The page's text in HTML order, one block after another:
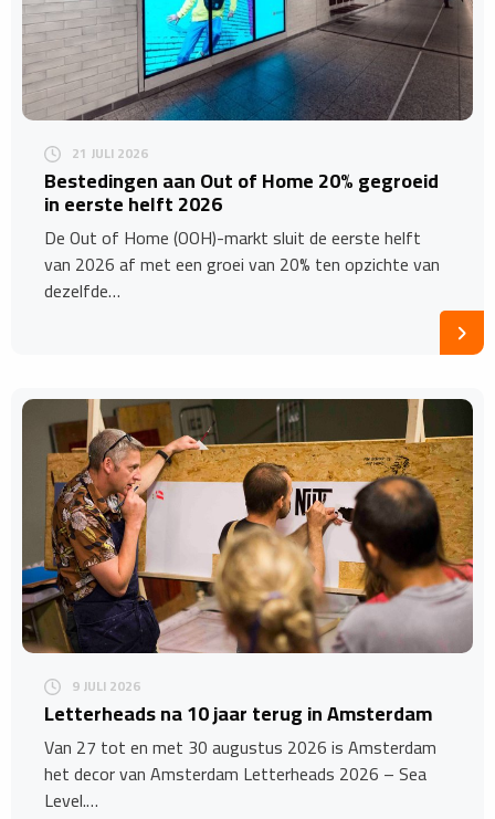
21 JULI 2026
Bestedingen aan Out of Home 20% gegroeid
in eerste helft 2026
De Out of Home (OOH)-markt sluit de eerste helft
van 2026 af met een groei van 20% ten opzichte van
dezelfde…
9 JULI 2026
Letterheads na 10 jaar terug in Amsterdam
Van 27 tot en met 30 augustus 2026 is Amsterdam
het decor van Amsterdam Letterheads 2026 – Sea
Level.…